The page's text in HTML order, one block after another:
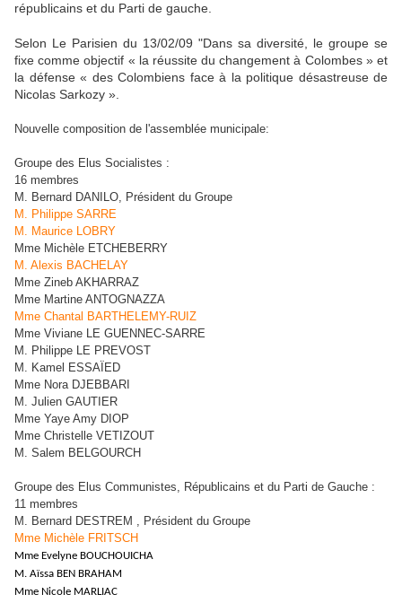
républicains et du Parti de gauche.
Selon Le Parisien du 13/02/09 "Dans sa diversité, le groupe se
fixe comme objectif « la réussite du changement à Colombes » et
la défense « des Colombiens face à la politique désastreuse de
Nicolas Sarkozy ».
Nouvelle composition de l'assemblée municipale:
Groupe des Elus Socialistes :
16 membres
M. Bernard DANILO, Président du Groupe
M. Philippe SARRE
M. Maurice LOBRY
Mme Michèle ETCHEBERRY
M. Alexis BACHELAY
Mme Zineb AKHARRAZ
Mme Martine ANTOGNAZZA
Mme Chantal BARTHELEMY-RUIZ
Mme Viviane LE GUENNEC-SARRE
M. Philippe LE PREVOST
M. Kamel ESSAÏED
Mme Nora DJEBBARI
M. Julien GAUTIER
Mme Yaye Amy DIOP
Mme Christelle VETIZOUT
M. Salem BELGOURCH
Groupe des Elus Communistes, Républicains et du Parti de Gauche :
11 membres
M. Bernard DESTREM , Président du Groupe
Mme Michèle FRITSCH
Mme Evelyne BOUCHOUICHA
M. Aïssa BEN BRAHAM
Mme Nicole MARLIAC